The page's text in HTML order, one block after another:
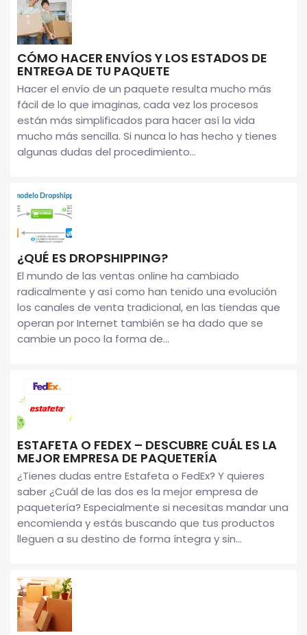
CÓMO HACER ENVÍOS Y LOS ESTADOS DE
ENTREGA DE TU PAQUETE
Hacer el envío de un paquete resulta mucho más
fácil de lo que imaginas, cada vez los procesos
están más simplificados para hacer así la vida
mucho más sencilla. Si nunca lo has hecho y tienes
algunas dudas del procedimiento...
¿QUÉ ES DROPSHIPPING?
El mundo de las ventas online ha cambiado
radicalmente y así como han tenido una evolución
los canales de venta tradicional, en las tiendas que
operan por Internet también se ha dado que se
cambie un poco la forma de...
ESTAFETA O FEDEX – DESCUBRE CUÁL ES LA
MEJOR EMPRESA DE PAQUETERÍA
¿Tienes dudas entre Estafeta o FedEx? Y quieres
saber ¿Cuál de las dos es la mejor empresa de
paquetería? Especialmente si necesitas mandar una
encomienda y estás buscando que tus productos
lleguen a su destino de forma íntegra y sin...